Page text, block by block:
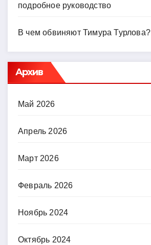
подробное руководство
В чем обвиняют Тимура Турлова?
Архив
Май 2026
Апрель 2026
Март 2026
Февраль 2026
Ноябрь 2024
Октябрь 2024